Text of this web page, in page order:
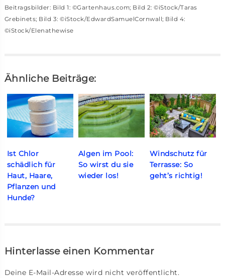
Beitragsbilder: Bild 1: ©Gartenhaus.com; Bild 2: ©iStock/Taras
Grebinets; Bild 3: ©iStock/EdwardSamuelCornwall; Bild 4:
©iStock/Elenathewise
Ähnliche Beiträge:
Ist Chlor
schädlich für
Haut, Haare,
Pflanzen und
Hunde?
Algen im Pool:
So wirst du sie
wieder los!
Windschutz für
Terrasse: So
geht’s richtig!
Hinterlasse einen Kommentar
Deine E-Mail-Adresse wird nicht veröffentlicht.